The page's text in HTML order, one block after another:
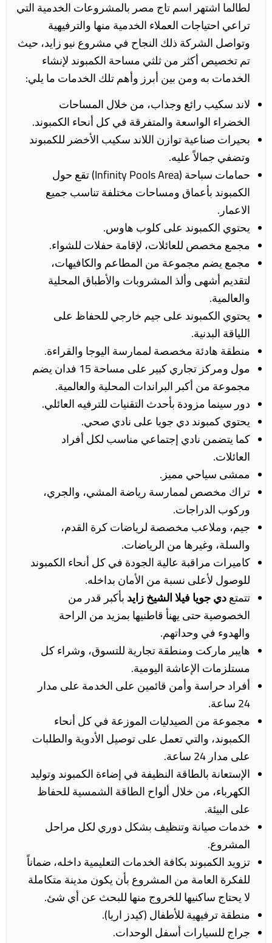
لطالما اشتهر اسم تاج مصر بالمشروعات الخدمية التي
تراعي احتياجات العملاء الخدمية منها والترفيهية
وتواصل الشركة ذلك النجاح في مشروع نيو زايد، حيث
تم تخصيص أكثر من ثلثي مساحة الكمبوند لإنشاء
الخدمات به ومن بين أبرز وأهم تلك الخدمات ما يلي:
لاند سكيبرائع وجذاب، من خلال المساحات
الخضراء الواسعة والمتفرقة في كل أنحاء الكمبوند.
بحيرات صناعيةتوازن اللاند سكيب الأخضر للكمبوند
وتضفي جمالاً عليه.
حمامات سباحة
(Infinity Pools Area) تقع حول
الكمبوند بأعماق ومساحات مختلفة تناسب جميع
الاعمار.
يحتوي الكمبوند على كلوب هاوس.
مجمع مخصص للعائلات، لإقامة حفلات للشواء.
مجمع يضم مجموعة من المطاعم والكافيهات،
لتقديم أشهى وألذ المشروبات والأطباق المحلية
والعالمية.
يحتوي الكمبوند على جيم خارجي للحفاظ على
اللياقة البدنية.
منطقة هادئة مخصصة لممارسة اليوجا والقراءة.
مول ومركز تجاري كبير على مساحة 15 فدان يضم
مجموعة من أكبر البراندات المحلية والعالمية.
دور سينما مزودة بأحدث التقنيات للترفيه العائلي.
يحتوي كمبوند دي جويا على نادي صحي.
كما يتضمن نادي إجتماعي مناسب لكل أفراد
العائلات.
ممشى سياحي مميز.
تراك مخصص لممارسة رياضة المشي، والجري،
وركوب الدراجات.
جيم، وملاعب مخصصة لرياضات كرة القدم،
والسلة، وغيرها من الرياضات.
كاميرات مراقبة عالية الجودة في كل أنحاء الكمبوند
للوصول لأعلى نسبة من الأمان بداخله.
تتمتعدي جويا فيلا الشيخ زايدبأكبر قدر من
الخصوصية حتى يهنأ قاطنيها بمزيد من الراحة
والهدوء في وحداتهم.
هايبر ماركت ومنطقة تجارية للتسوق، وشراء كل
مستلزمات الإعاشة اليومية.
أفراد حراسة وأمن قائمين على الخدمة على مدار
24 ساعة.
مجموعة من الصيدليات الموزعة في كل أنحاء
الكمبوند، والتي تعمل على توصيل الأدوية والطلبات
على مدار 24 ساعة.
الإستعانة بالطاقة النظيفة في إضاءة الكمبوند وتوليد
الكهرباء، من خلال ألواح الطاقة الشمسية للحفاظ
على البيئة.
خدمات صيانة وتنظيف بشكل دوري لكل مراحل
المشروع.
تزويد الكمبوند بكافة الخدمات التعليمية داخله، ضماناً
للفكرة العامة من المشروع بأن يكون مدينة متكاملة
لا يحتاج ساكنيها للخروج منها للبحث عن أي شئ.
منطقة ترفيهية للأطفال (كيدز اريا).
جراج للسيارات أسفل الوحدات.